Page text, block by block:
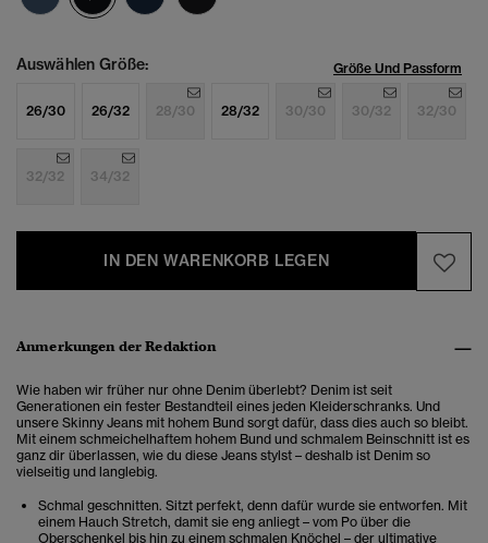
Auswählen Größe: Größe Und Passform
26/30 26/32 28/30 28/32 30/30 30/32 32/30
32/32 34/32
IN DEN WARENKORB LEGEN
Anmerkungen der Redaktion
Wie haben wir früher nur ohne Denim überlebt? Denim ist seit
Generationen ein fester Bestandteil eines jeden Kleiderschranks. Und
unsere Skinny Jeans mit hohem Bund sorgt dafür, dass dies auch so bleibt.
Mit einem schmeichelhaftem hohem Bund und schmalem Beinschnitt ist es
ganz dir überlassen, wie du diese Jeans stylst – deshalb ist Denim so
vielseitig und langlebig.
Schmal geschnitten. Sitzt perfekt, denn dafür wurde sie entworfen. Mit
einem Hauch Stretch, damit sie eng anliegt – vom Po über die
Oberschenkel bis hin zu einem schmalen Knöchel – der ultimative